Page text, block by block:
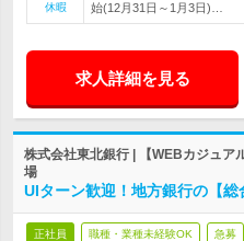
休暇
始(12月31日～1月3日)…
求人詳細を見る
株式会社東北銀行 | 【WEBカジュア
場
UIターン歓迎！地方銀行の【
正社員 職種・業種未経験OK 急募